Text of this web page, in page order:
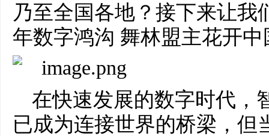
乃至全国各地？接下来让我
年数字鸿沟 舞林盟主花开
在快速发展的数字时代，
已成为连接世界的桥梁，但